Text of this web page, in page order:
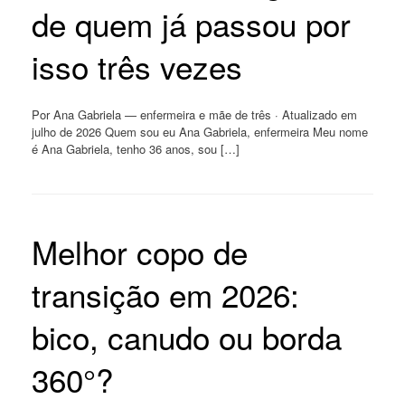
de quem já passou por
isso três vezes
Por Ana Gabriela — enfermeira e mãe de três · Atualizado em
julho de 2026 Quem sou eu Ana Gabriela, enfermeira Meu nome
é Ana Gabriela, tenho 36 anos, sou […]
Melhor copo de
transição em 2026:
bico, canudo ou borda
360°?